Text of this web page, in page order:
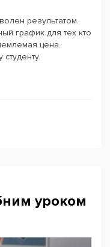
результатом.
график для тех кто
цена.
уроком